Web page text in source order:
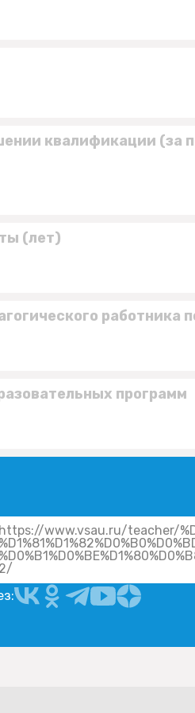
квалификации (за
(лет)
работника
программ
https://www.vsau.ru/teacher/
2/